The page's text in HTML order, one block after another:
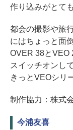
作り込みがとて
都会の撮影や旅
にはちょっと面
OVER 38とVEO
スイッチオンし
きっとVEOシリ
制作協力：株式
今浦友喜